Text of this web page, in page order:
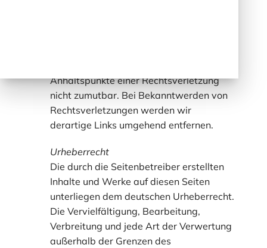
Anhaltspunkte einer Rechtsverletzung
nicht zumutbar. Bei Bekanntwerden von
Rechtsverletzungen werden wir
derartige Links umgehend entfernen.
Urheberrecht
Die durch die Seitenbetreiber erstellten
Inhalte und Werke auf diesen Seiten
unterliegen dem deutschen Urheberrecht.
Die Vervielfältigung, Bearbeitung,
Verbreitung und jede Art der Verwertung
außerhalb der Grenzen des